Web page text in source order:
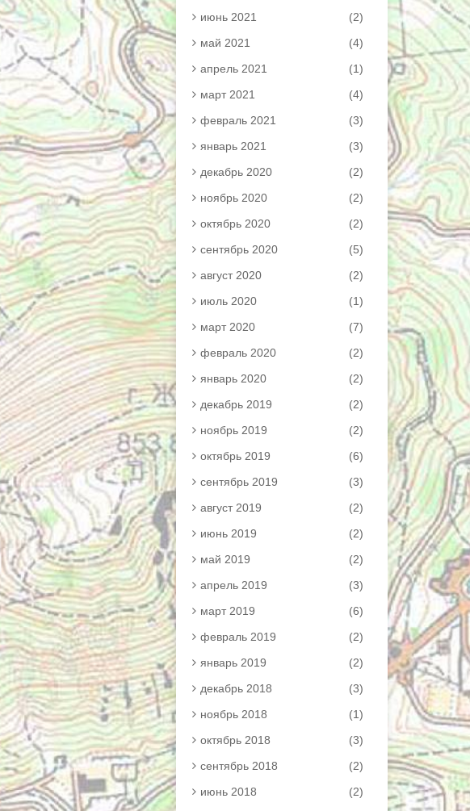
июнь 2021
(2)
май 2021
(4)
апрель 2021
(1)
март 2021
(4)
февраль 2021
(3)
январь 2021
(3)
декабрь 2020
(2)
ноябрь 2020
(2)
октябрь 2020
(2)
сентябрь 2020
(5)
август 2020
(2)
июль 2020
(1)
март 2020
(7)
февраль 2020
(2)
январь 2020
(2)
декабрь 2019
(2)
ноябрь 2019
(2)
октябрь 2019
(6)
сентябрь 2019
(3)
август 2019
(2)
июнь 2019
(2)
май 2019
(2)
апрель 2019
(3)
март 2019
(6)
февраль 2019
(2)
январь 2019
(2)
декабрь 2018
(3)
ноябрь 2018
(1)
октябрь 2018
(3)
сентябрь 2018
(2)
июнь 2018
(2)